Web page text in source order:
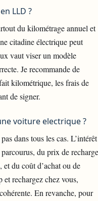
LLD ?
du kilométrage annuel et
citadine électrique peut
vaut viser un modèle
Je recommande de
kilométrique, les frais de
de signer.
voiture electrique ?
dans tous les cas. L’intérêt
du prix de recharge
du coût d’achat ou de
rechargez chez vous,
En revanche, pour